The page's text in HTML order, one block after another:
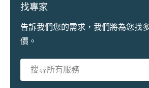
找專家
告訴我們您的需求，我們將為您找
價。